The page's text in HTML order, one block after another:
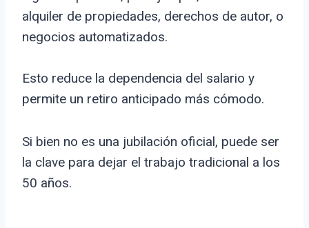
alquiler de propiedades, derechos de autor, o
negocios automatizados.
Esto reduce la dependencia del salario y
permite un retiro anticipado más cómodo.
Si bien no es una jubilación oficial, puede ser
la clave para dejar el trabajo tradicional a los
50 años.